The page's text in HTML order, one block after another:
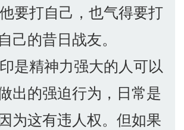
要打自己，也气得要打
己的昔日战友。
是精神力强大的人可以
出的强迫行为，日常是
为这有违人权。但如果